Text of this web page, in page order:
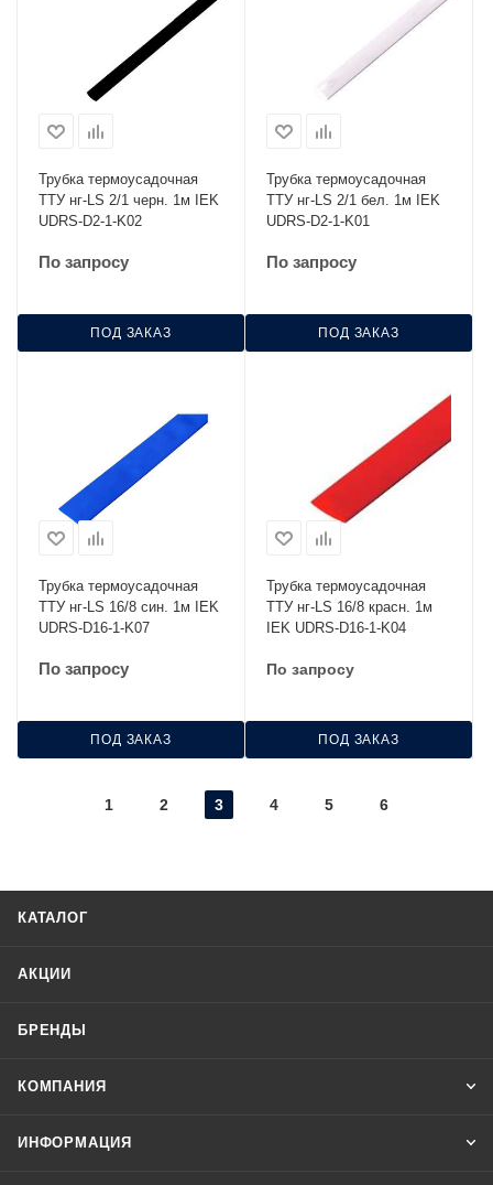
Трубка термоусадочная
ТТУ нг-LS 2/1 черн. 1м IEK
UDRS-D2-1-K02
По запросу
ПОД ЗАКАЗ
Трубка термоусадочная
ТТУ нг-LS 2/1 бел. 1м IEK
UDRS-D2-1-K01
По запросу
ПОД ЗАКАЗ
Трубка термоусадочная
ТТУ нг-LS 16/8 син. 1м IEK
UDRS-D16-1-K07
По запросу
ПОД ЗАКАЗ
Трубка термоусадочная
ТТУ нг-LS 16/8 красн. 1м
IEK UDRS-D16-1-K04
По запросу
ПОД ЗАКАЗ
1 2 3 4 5 6
КАТАЛОГ
АКЦИИ
БРЕНДЫ
КОМПАНИЯ
ИНФОРМАЦИЯ